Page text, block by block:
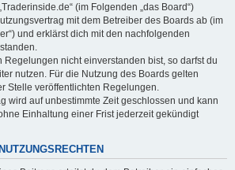
(im Folgenden „das Board“)
mit dem Betreiber des Boards ab (im
und erklärst dich mit den nachfolgenden
Regelungen nicht einverstanden bist, so darfst du
nutzen. Für die Nutzung des Boards gelten
Stelle veröffentlichten Regelungen.
wird auf unbestimmte Zeit geschlossen und kann
Einhaltung einer Frist jederzeit gekündigt